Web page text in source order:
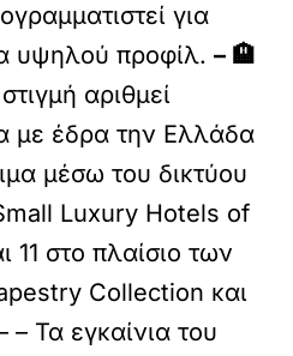
για
υψηλού προφίλ.– 🏨
αριθμεί
με έδρα την Ελλάδα
μέσω του δικτύου
Luxury Hotels of
στο πλαίσιο των
Collection και
Τα εγκαίνια του